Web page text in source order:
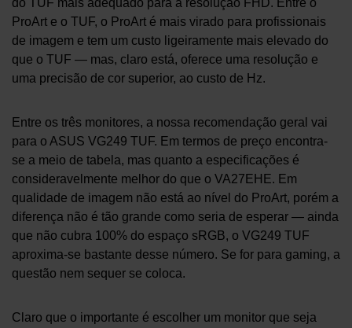
ProArt e o TUF, o ProArt é mais virado para profissionais
de imagem e tem um custo ligeiramente mais elevado do
que o TUF — mas, claro está, oferece uma resolução e
uma precisão de cor superior, ao custo de Hz.
Entre os três monitores, a nossa recomendação geral vai
para o ASUS VG249 TUF. Em termos de preço encontra-
se a meio de tabela, mas quanto a especificações é
consideravelmente melhor do que o VA27EHE. Em
qualidade de imagem não está ao nível do ProArt, porém a
diferença não é tão grande como seria de esperar — ainda
que não cubra 100% do espaço sRGB, o VG249 TUF
aproxima-se bastante desse número. Se for para gaming, a
questão nem sequer se coloca.
Claro que o importante é escolher um monitor que seja